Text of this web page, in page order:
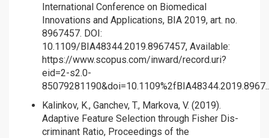
International Conference on Biomedical
Innovations and Applications, BIA 2019, art. no.
8967457. DOI:
10.1109/BIA48344.2019.8967457, Available:
https://www.scopus.com/inward/record.uri?
eid=2-s2.0-
Kalinkov, K., Ganchev, T., Markova, V. (2019).
Adaptive Feature Selection through Fisher Dis-
criminant Ratio, Proceedings of the